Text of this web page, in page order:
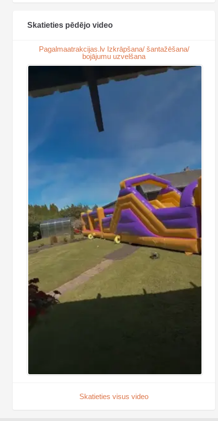
Skatieties pēdējo video
Pagalmaatrakcijas.lv Izkrāpšana/ šantažēšana/
bojājumu uzvelšana
Skatieties visus video